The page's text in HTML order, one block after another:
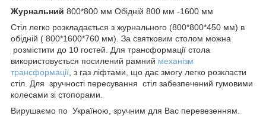
Журнальний 800*800 мм Обідній 800 мм -1600 мм
Стіл легко розкладається з журнального (800*800*450 мм) в
обідній ( 800*1600*760 мм). За святковим столом можна
розмістити до 10 гостей. Для трансформації стола
використовується посилений рамний механізм
трансформації , з газ ліфтами, що дає змогу легко розкласти
стіл. Для зручності пересування стіл забезпечений гумовими
колесами зі стопорами.
Вирушаємо по Україною, зручним для Вас перевезенням.